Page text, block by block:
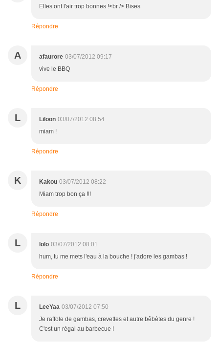
Elles ont l'air trop bonnes !<br /> Bises
Répondre
A afaurore 03/07/2012 09:17
vive le BBQ
Répondre
L Liloon 03/07/2012 08:54
miam !
Répondre
K Kakou 03/07/2012 08:22
Miam trop bon ça !!!
Répondre
L lolo 03/07/2012 08:01
hum, tu me mets l'eau à la bouche ! j'adore les gambas !
Répondre
L LeeYaa 03/07/2012 07:50
Je raffole de gambas, crevettes et autre bêbètes du genre !
C'est un régal au barbecue !